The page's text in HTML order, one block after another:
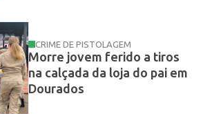
CRIME DE PISTOLAGEM
Morre jovem ferido a tiros
na calçada da loja do pai em
Dourados